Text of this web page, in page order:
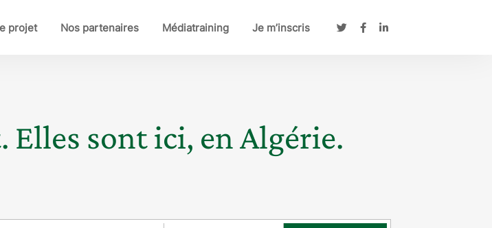
projet Nos partenaires Médiatraining Je m’inscris
Elles sont ici, en Algérie.